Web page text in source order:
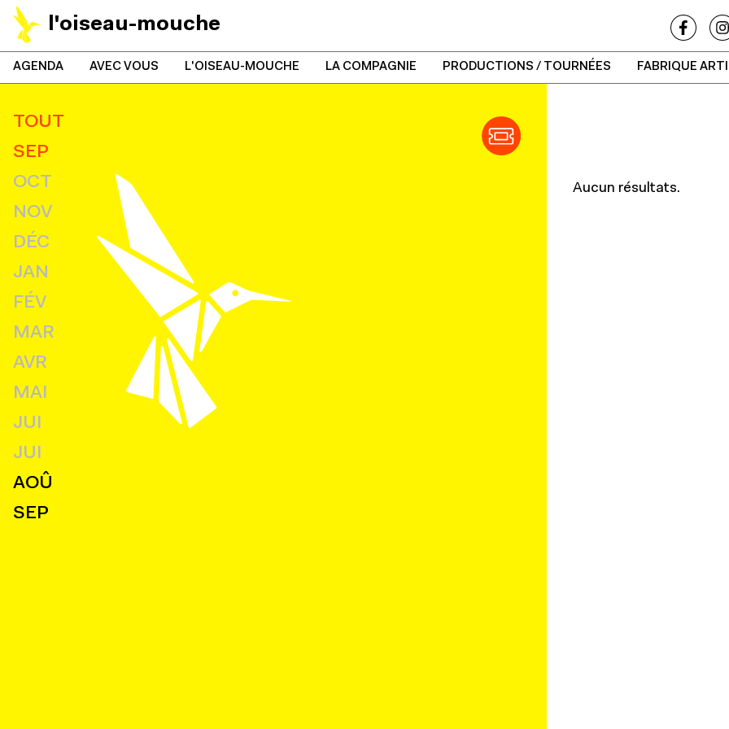
l'oiseau-mouche
AGENDA AVEC VOUS L'OISEAU-MOUCHE LA COMPAGNIE PRODUCTIONS / TOURNÉES FABRIQUE
TOUT
SEP
OCT
NOV
DÉC
JAN
FÉV
MAR
AVR
MAI
JUI
JUI
AOÛ
SEP
Aucun résultats.